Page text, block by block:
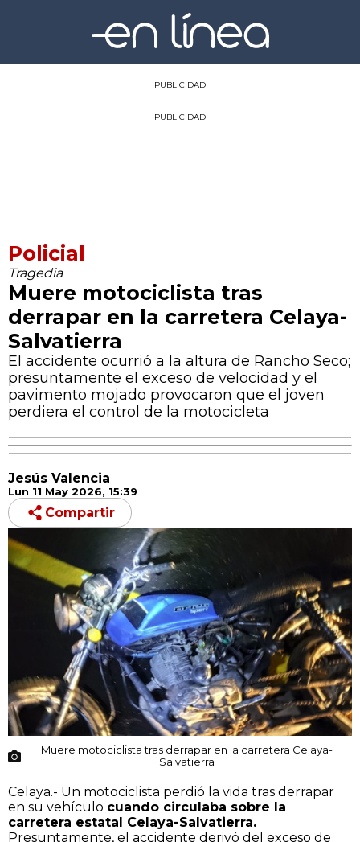
PUBLICIDAD
PUBLICIDAD
Policial
Tragedia
Muere motociclista tras
derrapar en la carretera Celaya-
Salvatierra
El accidente ocurrió a la altura de Rancho Seco;
presuntamente el exceso de velocidad y el
pavimento mojado provocaron que el joven
perdiera el control de la motocicleta
Jesús Valencia
Lun 11 May 2026, 15:39
Compartir
Muere motociclista tras derrapar en la carretera Celaya-
Salvatierra
Celaya.- Un motociclista perdió la vida tras derrapar
en su vehículo cuando circulaba sobre la
carretera estatal Celaya-Salvatierra.
Presuntamente, el accidente derivó del exceso de